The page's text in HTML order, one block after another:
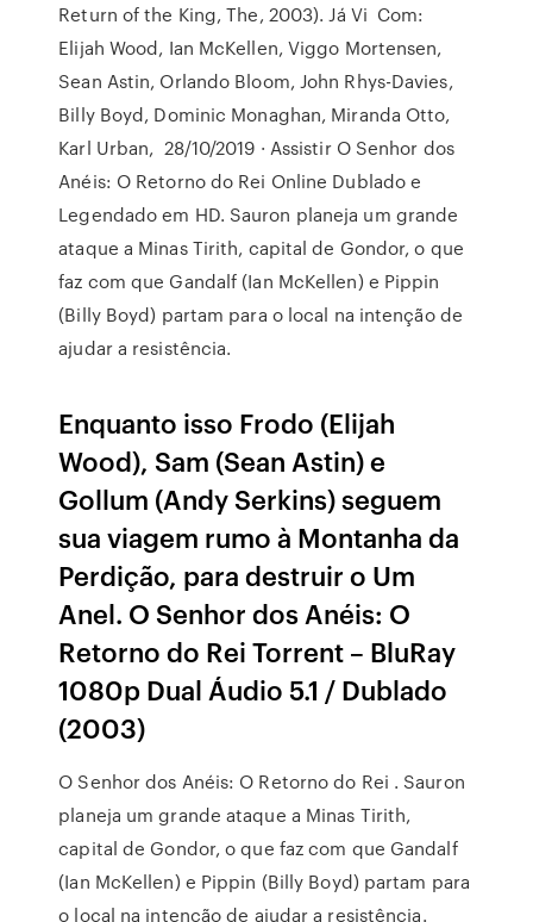
Return of the King, The, 2003). Já Vi Com:
Elijah Wood, Ian McKellen, Viggo Mortensen,
Sean Astin, Orlando Bloom, John Rhys-Davies,
Billy Boyd, Dominic Monaghan, Miranda Otto,
Karl Urban, 28/10/2019 · Assistir O Senhor dos
Anéis: O Retorno do Rei Online Dublado e
Legendado em HD. Sauron planeja um grande
ataque a Minas Tirith, capital de Gondor, o que
faz com que Gandalf (Ian McKellen) e Pippin
(Billy Boyd) partam para o local na intenção de
ajudar a resistência.
Enquanto isso Frodo (Elijah
Wood), Sam (Sean Astin) e
Gollum (Andy Serkins) seguem
sua viagem rumo à Montanha da
Perdição, para destruir o Um
Anel. O Senhor dos Anéis: O
Retorno do Rei Torrent – BluRay
1080p Dual Áudio 5.1 / Dublado
(2003)
O Senhor dos Anéis: O Retorno do Rei . Sauron
planeja um grande ataque a Minas Tirith,
capital de Gondor, o que faz com que Gandalf
(Ian McKellen) e Pippin (Billy Boyd) partam para
o local na intenção de ajudar a resistência.